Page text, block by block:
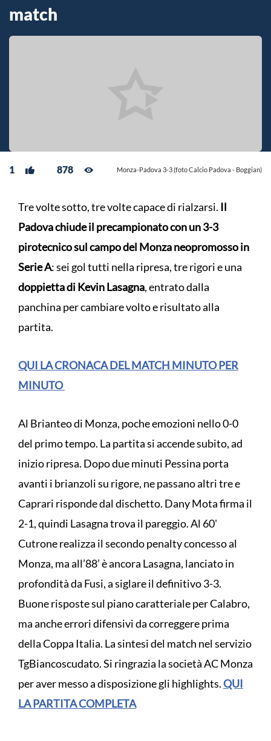
match
1 878 Monza-Padova 3-3 (foto Calcio Padova - Boggian)
Tre volte sotto, tre volte capace di rialzarsi. Il
Padova chiude il precampionato con un 3-3
pirotecnico sul campo del Monza neopromosso in
Serie A: sei gol tutti nella ripresa, tre rigori e una
doppietta di Kevin Lasagna, entrato dalla
panchina per cambiare volto e risultato alla
partita.
QUI LA CRONACA DEL MATCH MINUTO PER
MINUTO
Al Brianteo di Monza, poche emozioni nello 0-0
del primo tempo. La partita si accende subito, ad
inizio ripresa. Dopo due minuti Pessina porta
avanti i brianzoli su rigore, ne passano altri tre e
Caprari risponde dal dischetto. Dany Mota firma il
2-1, quindi Lasagna trova il pareggio. Al 60'
Cutrone realizza il secondo penalty concesso al
Monza, ma all’88’ è ancora Lasagna, lanciato in
profondità da Fusi, a siglare il definitivo 3-3.
Buone risposte sul piano caratteriale per Calabro,
ma anche errori difensivi da correggere prima
della Coppa Italia. La sintesi del match nel servizio
TgBiancoscudato. Si ringrazia la società AC Monza
per aver messo a disposizione gli highlights.QUI
LA PARTITA COMPLETA